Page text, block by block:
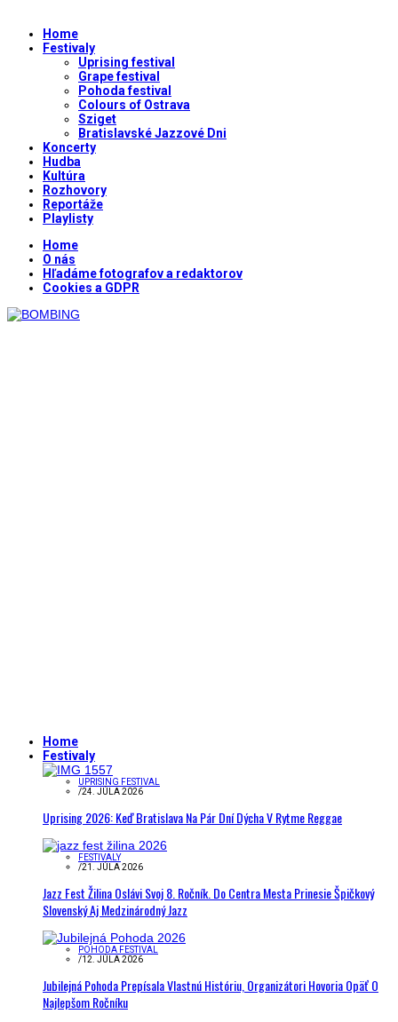
Home
Festivaly
Uprising festival
Grape festival
Pohoda festival
Colours of Ostrava
Sziget
Bratislavské Jazzové Dni
Koncerty
Hudba
Kultúra
Rozhovory
Reportáže
Playlisty
Home
O nás
Hľadáme fotografov a redaktorov
Cookies a GDPR
Home
Festivaly
UPRISING FESTIVAL
/24. JÚLA 2026
Uprising 2026: Keď Bratislava Na Pár Dní Dýcha V Rytme Reggae
FESTIVALY
/21. JÚLA 2026
Jazz Fest Žilina Oslávi Svoj 8. Ročník. Do Centra Mesta Prinesie Špičkový
Slovenský Aj Medzinárodný Jazz
POHODA FESTIVAL
/12. JÚLA 2026
Jubilejná Pohoda Prepísala Vlastnú Históriu, Organizátori Hovoria Opäť O
Najlepšom Ročníku